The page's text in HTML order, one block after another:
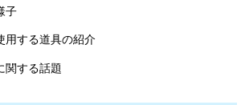
子
用する道具の紹介
関する話題